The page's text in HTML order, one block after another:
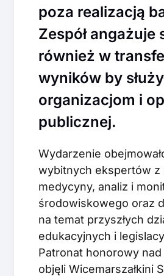
poza realizacją
Zespół angażuje
również w
wyników by
organizacjom i
publicznej.
Wydarzenie
wybitnych ekspertów z
medycyny, analiz i
środowiskowego oraz
na temat przyszłych
edukacyjnych i
Patronat honorowy
objęli Wicemarszałkini